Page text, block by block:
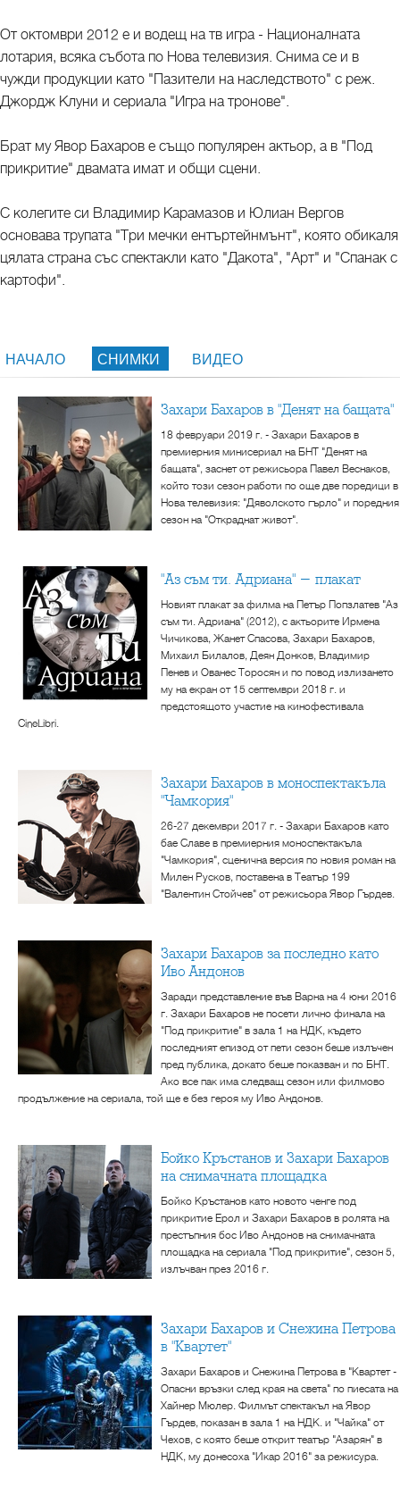
От октомври 2012 е и водещ на тв игра - Националната
лотария, всяка събота по Нова телевизия. Снима се и в
чужди продукции като "Пазители на наследството" с реж.
Джордж Клуни и сериала "Игра на тронове".
Брат му Явор Бахаров е също популярен актьор, а в "Под
прикритие" двамата имат и общи сцени.
С колегите си Владимир Карамазов и Юлиан Вергов
основава трупата "Три мечки ентъртейнмънт", която обикаля
цялата страна със спектакли като "Дакота", "Арт" и "Спанак с
картофи".
НАЧАЛО СНИМКИ ВИДЕО
Захари Бахаров в "Денят на бащата"
18 февруари 2019 г. - Захари Бахаров в
премиерния минисериал на БНТ "Денят на
бащата", заснет от режисьора Павел Веснаков,
който този сезон работи по още две поредици в
Нова телевизия: "Дяволското гърло" и поредния
сезон на "Откраднат живот".
"Аз съм ти. Адриана" - плакат
Новият плакат за филма на Петър Попзлатев "Аз
съм ти. Адриана" (2012), с актьорите Ирмена
Чичикова, Жанет Спасова, Захари Бахаров,
Михаил Билалов, Деян Донков, Владимир
Пенев и Ованес Торосян и по повод излизането
му на екран от 15 септември 2018 г. и
предстоящото участие на кинофестивала
CineLibri.
Захари Бахаров в моноспектакъла
"Чамкория"
26-27 декември 2017 г. - Захари Бахаров като
бае Славе в премиерния моноспектакъла
"Чамкория", сценична версия по новия роман на
Милен Русков, поставена в Театър 199
"Валентин Стойчев" от режисьора Явор Гърдев.
Захари Бахаров за последно като
Иво Андонов
Заради представление във Варна на 4 юни 2016
г. Захари Бахаров не посети лично финала на
"Под прикритие" в зала 1 на НДК, където
последният епизод от пети сезон беше излъчен
пред публика, докато беше показван и по БНТ.
Ако все пак има следващ сезон или филмово
продължение на сериала, той ще е без героя му Иво Андонов.
Бойко Кръстанов и Захари Бахаров
на снимачната площадка
Бойко Кръстанов като новото ченге под
прикритие Ерол и Захари Бахаров в ролята на
престъпния бос Иво Андонов на снимачната
площадка на сериала "Под прикритие", сезон 5,
излъчван през 2016 г.
Захари Бахаров и Снежина Петрова
в "Квартет"
Захари Бахаров и Снежина Петрова в "Квартет -
Опасни връзки след края на света" по пиесата на
Хайнер Мюлер. Филмът спектакъл на Явор
Гърдев, показан в зала 1 на НДК. и "Чайка" от
Чехов, с която беше открит театър "Азарян" в
НДК, му донесоха "Икар 2016" за режисура.